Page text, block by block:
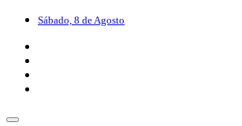
Sábado, 8 de Agosto